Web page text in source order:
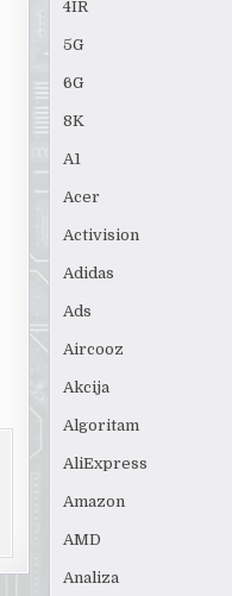
4IR
5G
6G
8K
A1
Acer
Activision
Adidas
Ads
Aircooz
Akcija
Algoritam
AliExpress
Amazon
AMD
Analiza